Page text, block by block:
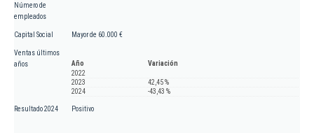
Número de
empleados
Capital Social Mayor de 60.000 €
Ventas últimos
años
Año
Variación
2022
2023
42,45 %
2024
-43,43 %
Resultado 2024 Positivo